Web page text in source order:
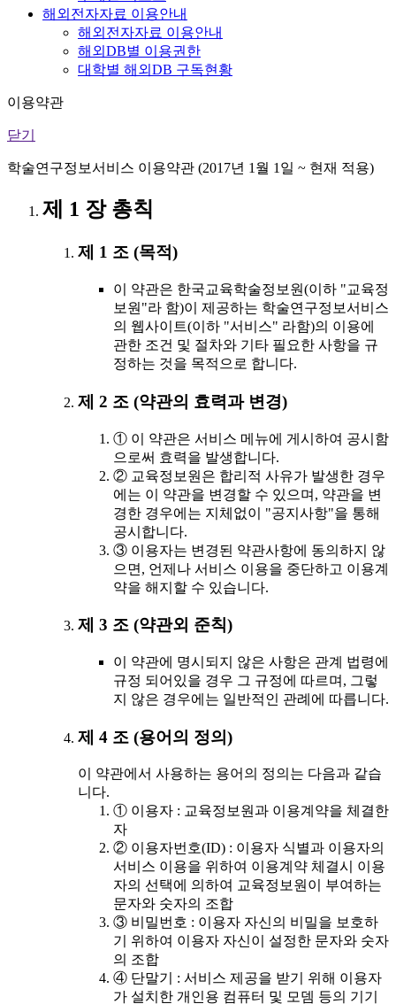
해외전자자료 이용안내
해외전자자료 이용안내
해외DB별 이용권한
대학별 해외DB 구독현황
이용약관
닫기
학술연구정보서비스 이용약관 (2017년 1월 1일 ~ 현재 적용)
제 1 장 총칙
제 1 조 (목적)
이 약관은 한국교육학술정보원(이하 "교육정
보원"라 함)이 제공하는 학술연구정보서비스
의 웹사이트(이하 "서비스" 라함)의 이용에
관한 조건 및 절차와 기타 필요한 사항을 규
정하는 것을 목적으로 합니다.
제 2 조 (약관의 효력과 변경)
① 이 약관은 서비스 메뉴에 게시하여 공시함
으로써 효력을 발생합니다.
② 교육정보원은 합리적 사유가 발생한 경우
에는 이 약관을 변경할 수 있으며, 약관을 변
경한 경우에는 지체없이 "공지사항"을 통해
공시합니다.
③ 이용자는 변경된 약관사항에 동의하지 않
으면, 언제나 서비스 이용을 중단하고 이용계
약을 해지할 수 있습니다.
제 3 조 (약관외 준칙)
이 약관에 명시되지 않은 사항은 관계 법령에
규정 되어있을 경우 그 규정에 따르며, 그렇
지 않은 경우에는 일반적인 관례에 따릅니다.
제 4 조 (용어의 정의)
이 약관에서 사용하는 용어의 정의는 다음과 같습
니다.
① 이용자 : 교육정보원과 이용계약을 체결한
자
② 이용자번호(ID) : 이용자 식별과 이용자의
서비스 이용을 위하여 이용계약 체결시 이용
자의 선택에 의하여 교육정보원이 부여하는
문자와 숫자의 조합
③ 비밀번호 : 이용자 자신의 비밀을 보호하
기 위하여 이용자 자신이 설정한 문자와 숫자
의 조합
④ 단말기 : 서비스 제공을 받기 위해 이용자
가 설치한 개인용 컴퓨터 및 모뎀 등의 기기